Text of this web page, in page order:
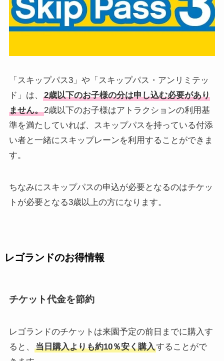
「スキップパス3」や「スキップパス・アンリミテッ
ド」は、
2歳以下のお子様の分は申し込む必要があり
ません。2歳以下のお子様はアトラクションの利用基
準を満たしていれば、スキップパスを持っている付添
い者と一緒にスキップレーンを利用することができま
す。
ちなみにスキップパスの申込が必要となるのはチケッ
トが必要となる3歳以上の方になります。
レゴランドのお得情報
チケット代金を節約
レゴランドのチケットは来園予定の前日までに購入す
ると、
当日購入よりも約10％安く購入することがで